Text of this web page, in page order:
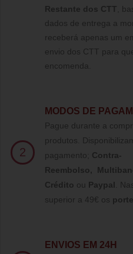
Restante dos CTT ,
dados de entrega a
receberá apenas um
envio dos CTT para
encomenda.
2
MODOS DE
Pague durante a
produtos.
pagamento; Contra-
Reembolso,
Crédito ou Paypal
superior a 49€ os
ENVIOS EM 24H